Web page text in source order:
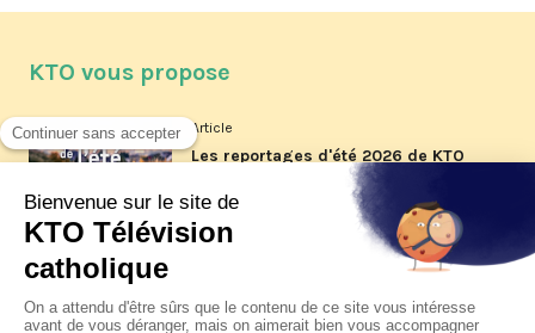
KTO vous propose
Article
Les reportages d'été 2026 de KTO
Article
La visite pastorale du pape Léon
jeudi 6 août